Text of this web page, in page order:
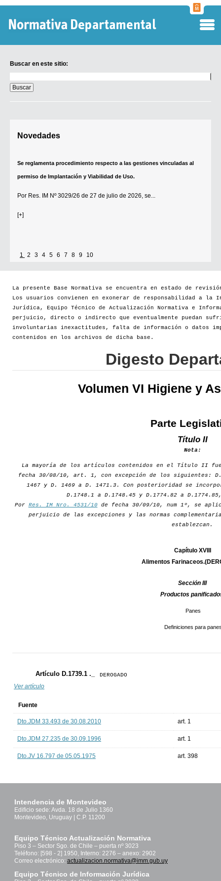
Buscar en este sitio:
en
este
sitio:
Novedades
Se reglamenta procedimiento respecto a las gestiones vinculadas al
permiso de Implantación y Viabilidad de Uso.
Por Res. IM Nº 3029/26 de 27 de julio de 2026, se...
[+]
1 2 3 4 5 6 7 8 9 10
La presente Base Normativa se encuentra en estado de
Los usuarios convienen en exonerar de responsabilidad a la
Jurídica, Equipo Técnico de Actualización Normativa e
perjuicio, directo o indirecto que eventualmente puedan
involuntarias inexactitudes, falta de información o datos
contenidos en los archivos de dicha base.
Digesto
Volumen VI Higiene y
Parte
Título II
Nota:
La mayoría de los artículos contenidos en el Título II
fecha 30/08/10, art. 1, con excepción de los siguientes:
1467 y D. 1469 a D. 1471.3. Con posterioridad se
D.1748.1 a D.1748.45 y D.1774.82 a
Por Res. IM Nro. 4531/10de fecha 30/09/10, num 1º, se
perjuicio de las excepciones y las normas
establezcan.
Capítulo XVIII
Alimentos
Sección III
Productos
Panes
Definiciones para
Artículo D.1739.1 ._ DEROGADO
Ver artículo
Fuente
Dto.JDM 33.493 de 30.08.2010 art. 1
Dto.JDM 27.235 de 30.09.1996 art. 1
Dto.JV 16.797 de 05.05.1975 art. 398
Intendencia de Montevideo
Edificio sede: Avda. 18 de Julio 1360
Montevideo, Uruguay | C.P. 11200
Equipo Técnico Actualización Normativa
Piso 3 – Sector Sgo. de Chile – puerta nº 3023
Teléfono: [598 - 2] 1950, Interno: 2276 – anexo: 2902
Correo electrónico: actualizacion.normativa@imm.gub.uy
Equipo Técnico de Información Jurídica